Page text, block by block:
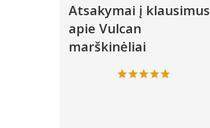
Atsakymai į klausimus
apie Vulcan
marškinėliai